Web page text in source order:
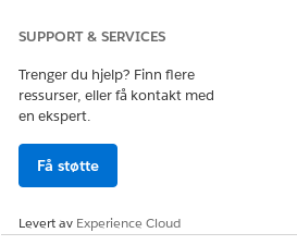
SUPPORT & SERVICES
Trenger du hjelp? Finn flere
ressurser, eller få kontakt med
en ekspert.
Få støtte
Levert av Experience Cloud